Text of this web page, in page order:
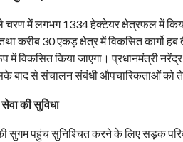
चरण में लगभग 1334 हेक्टेयर क्षेत्रफल में
करीब 30 एकड़ क्षेत्र में विकसित कार्गो हब
विकसित किया जाएगा। प्रधानमंत्री
बाद से संचालन संबंधी औपचारिकताओं को
की सुविधा
सुगम पहुंच सुनिश्चित करने के लिए सड़क